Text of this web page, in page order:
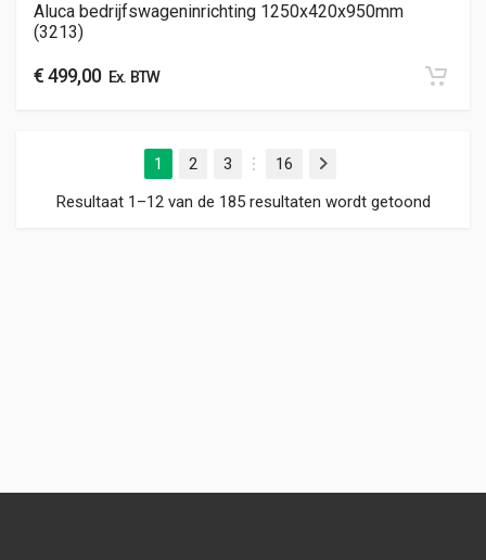
Aluca bedrijfswageninrichting 1250x420x950mm
(3213)
€499,00Ex. BTW
1 2 3
…
16
Volgende
Resultaat 1–12 van de 185 resultaten wordt getoond